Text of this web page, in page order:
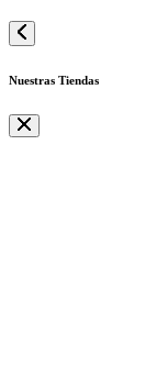
Nuestras Tiendas